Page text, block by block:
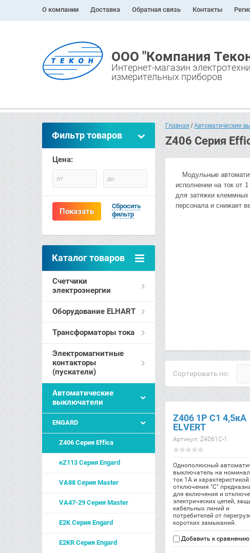
О компании Доставка Обратная связь Контакты
ООО "Компания
Интернет-магазин
измерительных приборов
Фильтр товаров
Цена:
от до
Показать
Сбросить
фильтр
Каталог товаров
Счетчики
электроэнергии
Оборудование ELHART
Трансформаторы тока
Электромагнитные
контакторы
(пускатели)
Автоматические
выключатели
ENGARD
Z406 Серия Effica
eZ113 Серия Engard
VA88 Серия Master
VA47-29 Серия Master
E2K Серия Engard
E2KR Cерия Engard
Главная / Автоматические
Z406 Серия
Модульные
исполнении на ток от
для затяжки
персонала и снижает
Сортировать по:
Z406 1Р C1 4,5кА
ELVERT
Артикул: Z4061C-1
Однополюсный
выключатель на
ток 1А и характеристикой
отключения "С"
для включения и
электрических цепей,
кабельных линий и
потребителей от
коротких замыканий.
Добавить к сравнению